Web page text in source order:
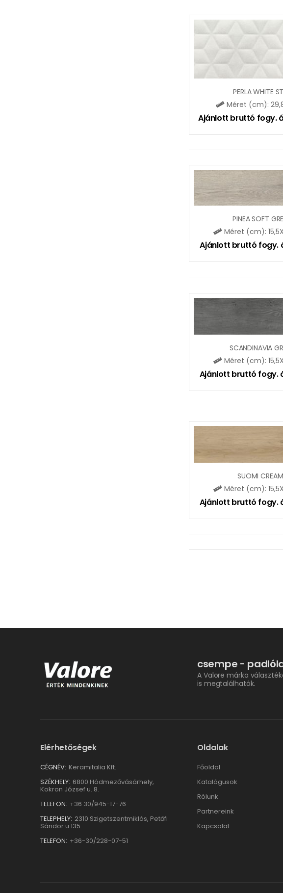
PERLA WHITE
Méret (cm):
Ajánlott bruttó fogy.
PINEA SOFT
Méret (cm):
Ajánlott bruttó fogy.
SCANDINAVIA
Méret (cm):
Ajánlott bruttó fogy.
SUOMI CREAM
Méret (cm):
Ajánlott bruttó fogy.
csempe -
A Valore márka
is megtalálhatók.
Elérhetőségek
CÉGNÉV: Keramitalia Kft.
SZÉKHELY: 6800 Hódmezővásárhely,
Kokron József u. 8.
TELEFON: +36 30/945-17-76
TELEPHELY: 2310 Szigetszentmiklós, Petőfi
Sándor u.135.
TELEFON: +36-30/228-07-51
Oldalak
Főoldal
Katalógusok
Rólunk
Partnereink
Kapcsolat